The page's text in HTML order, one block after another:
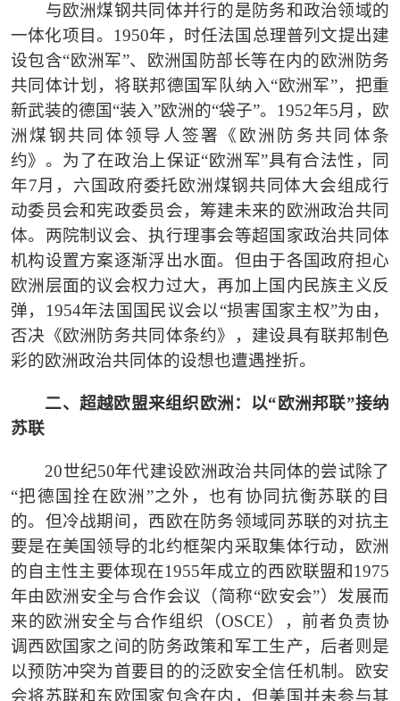
与欧洲煤钢共同体并行的是防务和政治领域的
一体化项目。 1950年，时任法国总理普列文提出建
设包含“欧洲军”、欧洲国防部长等在内的欧洲防务
共同体计划，将联邦德国军队纳入“欧洲军”，把重
新武装的德国“装入”欧洲的“袋子”。1952年5月，欧
洲煤钢共同体领导人签署《欧洲防务共同体条
约》。为了在政治上保证“欧洲军”具有合法性，同
年7月，六国政府委托欧洲煤钢共同体大会组成行
动委员会和宪政委员会，筹建未来的欧洲政治共同
体。两院制议会、执行理事会等超国家政治共同体
机构设置方案逐渐浮出水面。但由于各国政府担心
欧洲层面的议会权力过大，再加上国内民族主义反
弹，1954年法国国民议会以“损害国家主权”为由，
否决《欧洲防务共同体条约》，建设具有联邦制色
彩的欧洲政治共同体的设想也遭遇挫折。
二、超越欧盟来组织欧洲：以“欧洲邦联”接纳
苏联
20世纪50年代建设欧洲政治共同体的尝试除了
“把德国拴在欧洲”之外，也有协同抗衡苏联的目
的。但冷战期间，西欧在防务领域同苏联的对抗主
要是在美国领导的北约框架内采取集体行动，欧洲
的自主性主要体现在1955年成立的西欧联盟和1975
年由欧洲安全与合作会议（简称“欧安会”）发展而
来的欧洲安全与合作组织（OSCE），前者负责协
调西欧国家之间的防务政策和军工生产，后者则是
以预防冲突为首要目的的泛欧安全信任机制。欧安
会将苏联和东欧国家包含在内，但美国并未参与其